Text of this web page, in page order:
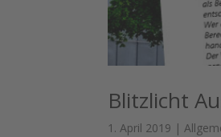
Blitzlicht
1. April 2019 |